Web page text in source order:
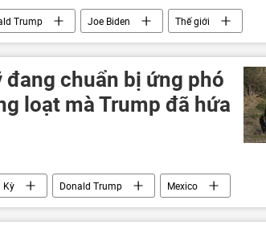
Trump Joe Biden
Thế giới
lượng khí đốt
chuẩn bị ứng phó
loạt mà Trump đã hứa
Kỳ Donald Trump Mexico